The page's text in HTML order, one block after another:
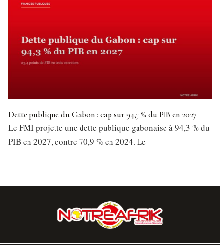
Dette publique du Gabon : cap sur 94,3 % du PIB en 2027
Le FMI projette une dette publique gabonaise à 94,3 % du
PIB en 2027, contre 70,9 % en 2024. Le